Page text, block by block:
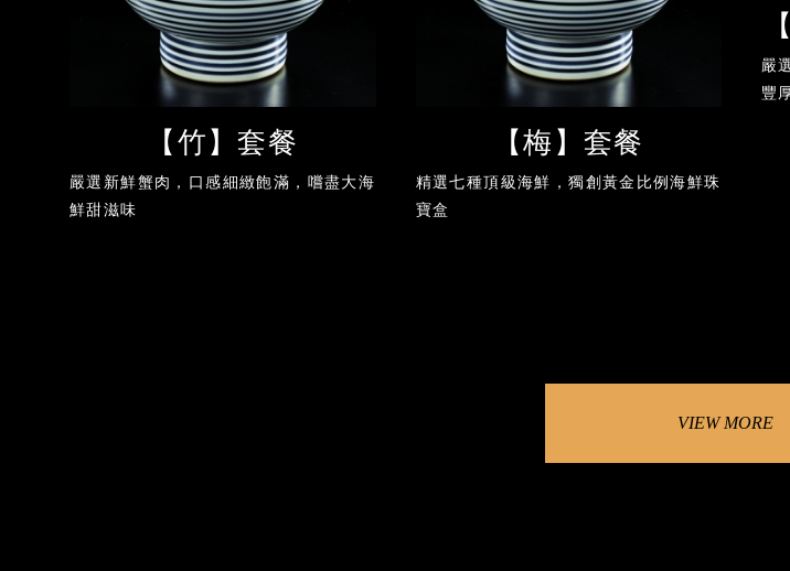
【竹】套餐
嚴選新鮮蟹肉，口感細緻飽滿，嚐盡大海
鮮甜滋味
【梅】套餐
精選七種頂級海鮮，獨創黃金比例海鮮珠
寶盒
嚴
豐
VIEW MORE